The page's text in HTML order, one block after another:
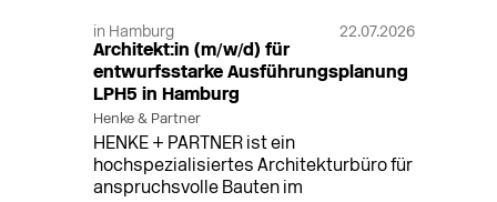
in Hamburg 22.07.2026
Architekt:in (m/w/d) für
entwurfsstarke Ausführungsplanung
LPH5 in Hamburg
Henke & Partner
HENKE + PARTNER ist ein
hochspezialisiertes Architekturbüro für
anspruchsvolle Bauten im